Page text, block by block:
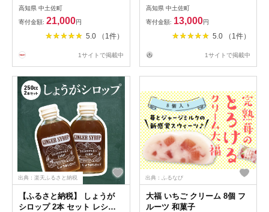
べ 3～4人前 400g 冷蔵 生カ
ツオの藁焼き タタキ セット
高知 久礼 山本鮮魚店 わら焼
き 薬味 タレ付き 日戻り 生鰹
と納税 かつお 高知
高知県 中土佐町
寄付金額: 21,000円
5.0 （1件）
1サイトで掲載中
高知県 中土佐町
寄付金額: 13,000円
5.0 （1件）
1サイトで掲載中
出典：楽天ふるさと納税
【ふるさと納税】 しょうが
シロップ 2本 セット レシピ
出典：ふるなび
大福 いちご クリーム 8個 フ
ルーツ 和菓子